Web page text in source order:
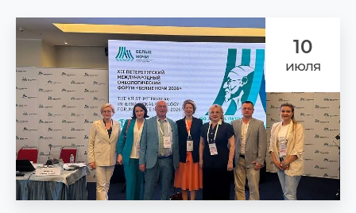
Профессорско-преподавательский
состав
Учебная работа
Информация для врачей-интернов
Послевузовское образование
Научная работа
Клиническая работа
Лаборатория сна
Идеологическая и воспитательная
работа
СНО
Новости и объявления
10
июля